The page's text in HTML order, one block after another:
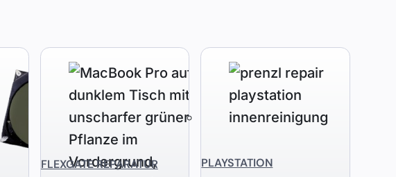
FLEXGATE REPARATUR
PLAYSTATION